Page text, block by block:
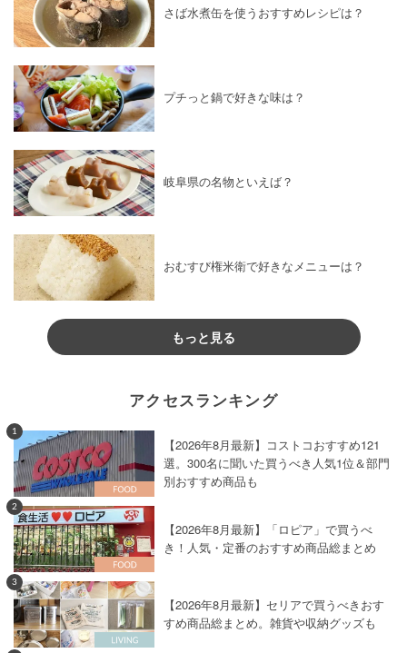
さば水煮缶を使うおすすめレシピは？
プチっと鍋で好きな味は？
岐阜県の名物といえば？
おむすび権米衛で好きなメニューは？
もっと見る
アクセスランキング
1
【2026年8月最新】コストコおすすめ121
選。300名に聞いた買うべき人気1位＆部門
別おすすめ商品も
2
【2026年8月最新】「ロピア」で買うべ
き！人気・定番のおすすめ商品総まとめ
3
【2026年8月最新】セリアで買うべきおす
すめ商品総まとめ。雑貨や収納グッズも